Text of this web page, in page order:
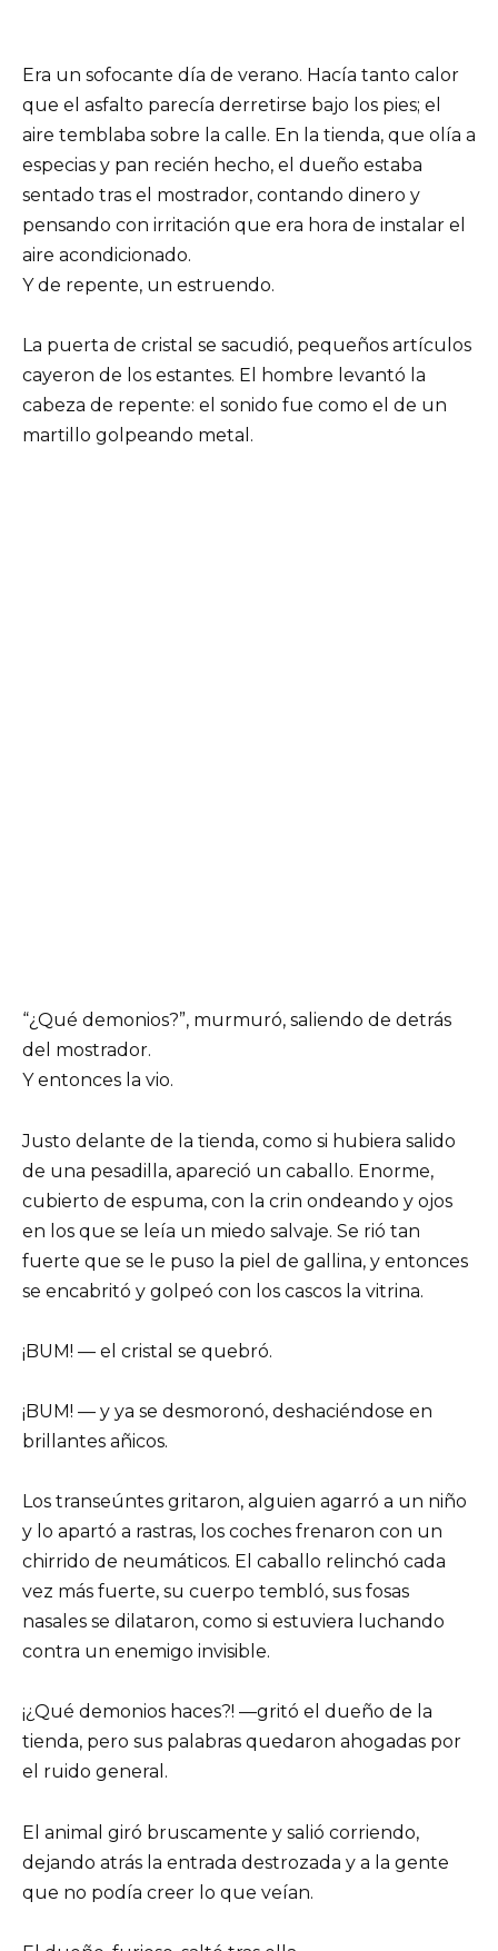
Era un sofocante día de verano. Hacía tanto calor
que el asfalto parecía derretirse bajo los pies; el
aire temblaba sobre la calle. En la tienda, que olía a
especias y pan recién hecho, el dueño estaba
sentado tras el mostrador, contando dinero y
pensando con irritación que era hora de instalar el
aire acondicionado.
Y de repente, un estruendo.
La puerta de cristal se sacudió, pequeños artículos
cayeron de los estantes. El hombre levantó la
cabeza de repente: el sonido fue como el de un
martillo golpeando metal.
“¿Qué demonios?”, murmuró, saliendo de detrás
del mostrador.
Y entonces la vio.
Justo delante de la tienda, como si hubiera salido
de una pesadilla, apareció un caballo. Enorme,
cubierto de espuma, con la crin ondeando y ojos
en los que se leía un miedo salvaje. Se rió tan
fuerte que se le puso la piel de gallina, y entonces
se encabritó y golpeó con los cascos la vitrina.
¡BUM! — el cristal se quebró.
¡BUM! — y ya se desmoronó, deshaciéndose en
brillantes añicos.
Los transeúntes gritaron, alguien agarró a un niño
y lo apartó a rastras, los coches frenaron con un
chirrido de neumáticos. El caballo relinchó cada
vez más fuerte, su cuerpo tembló, sus fosas
nasales se dilataron, como si estuviera luchando
contra un enemigo invisible.
¡¿Qué demonios haces?! —gritó el dueño de la
tienda, pero sus palabras quedaron ahogadas por
el ruido general.
El animal giró bruscamente y salió corriendo,
dejando atrás la entrada destrozada y a la gente
que no podía creer lo que veían.